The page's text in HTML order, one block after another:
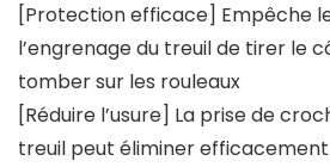
[Protection efficace] Empêche
l’engrenage du treuil de tirer le
tomber sur les rouleaux
[Réduire l’usure] La prise de
treuil peut éliminer efficacement